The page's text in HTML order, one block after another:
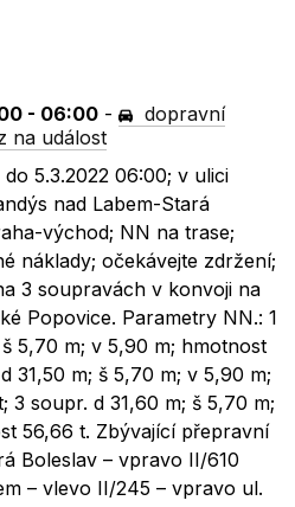
- 06:00 -
dopravní
na událost
do 5.3.2022 06:00; v ulici
nad Labem-Stará
východ; NN na trase;
náklady; očekávejte zdržení;
3 soupravách v konvoji na
Popovice. Parametry NN.: 1
5,70 m; v 5,90 m; hmotnost
31,50 m; š 5,70 m; v 5,90 m;
3 soupr. d 31,60 m; š 5,70 m;
56,66 t. Zbývající přepravní
Boleslav – vpravo II/610
– vlevo II/245 – vpravo ul.